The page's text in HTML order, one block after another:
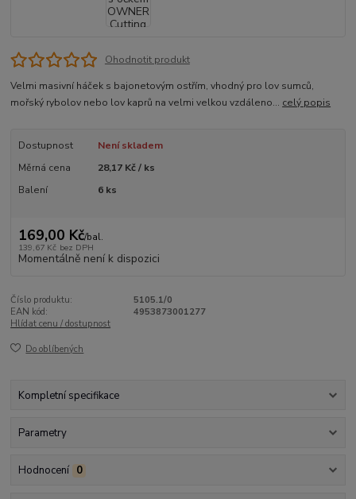
Ohodnotit produkt
Velmi masivní háček s bajonetovým ostřím, vhodný pro lov sumců,
mořský rybolov nebo lov kaprů na velmi velkou vzdáleno... celý popis
Dostupnost
Není skladem
Měrná cena
28,17 Kč / ks
Balení
6 ks
169,00 Kč/bal.
139,67 Kč bez DPH
Momentálně není k dispozici
Číslo produktu:
5105.1/0
EAN kód:
4953873001277
Hlídat cenu / dostupnost
Do oblíbených
Kompletní specifikace
Parametry
Hodnocení 0